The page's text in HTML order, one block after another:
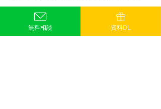
RPA技術の進化により、プリセールスは
顧客満足度の向上と業務効率化を同時に
無料相談 資料DL